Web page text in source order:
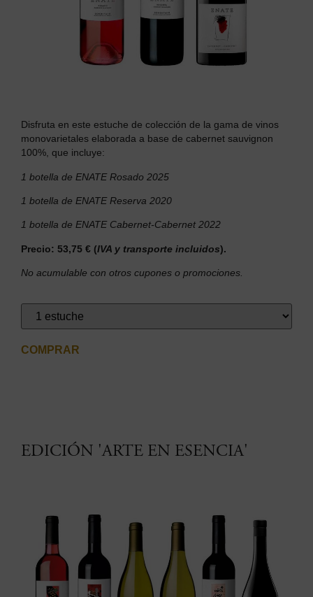
Disfruta en este estuche de colección de la gama de vinos
monovarietales elaborada a base de cabernet sauvignon
100%, que incluye:
1 botella de ENATE Rosado 2025
1 botella de ENATE Reserva 2020
1 botella de ENATE Cabernet-Cabernet 2022
Precio: 53,75 € (IVA y transporte incluidos).
No acumulable con otros cupones o promociones.
COMPRAR
EDICIÓN 'ARTE EN ESENCIA'